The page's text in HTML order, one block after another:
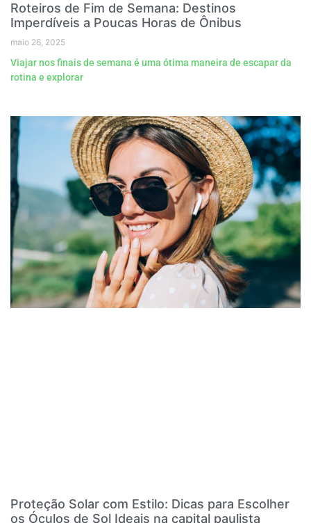
Roteiros de Fim de Semana: Destinos
Imperdíveis a Poucas Horas de Ônibus
maio 26, 2025
Viajar nos finais de semana é uma ótima maneira de escapar da
rotina e explorar
Proteção Solar com Estilo: Dicas para Escolher
os Óculos de Sol Ideais na capital paulista